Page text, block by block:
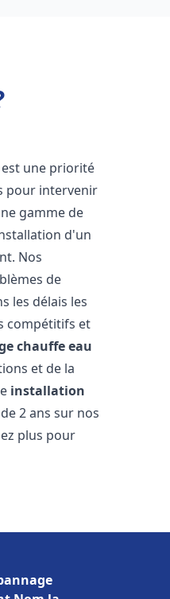
est une priorité
pour intervenir
gamme de
d'un
Nos
de
les délais les
compétitifs et
chauffe eau
et de la
installation
2 ans sur nos
plus pour